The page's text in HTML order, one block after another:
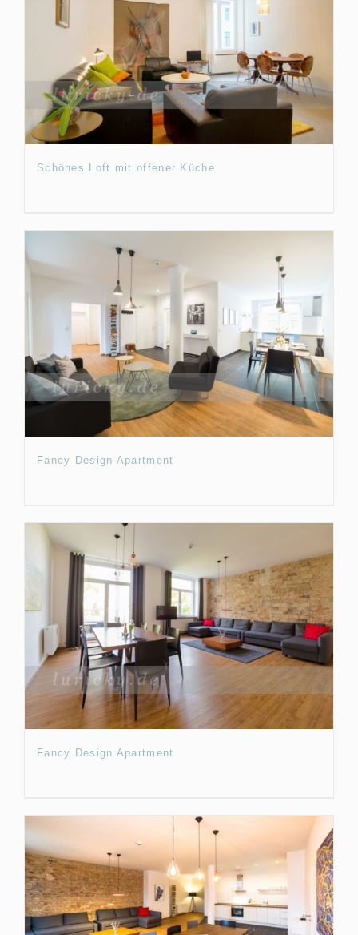
Schönes Loft mit offener Küche
Fancy Design Apartment
Fancy Design Apartment